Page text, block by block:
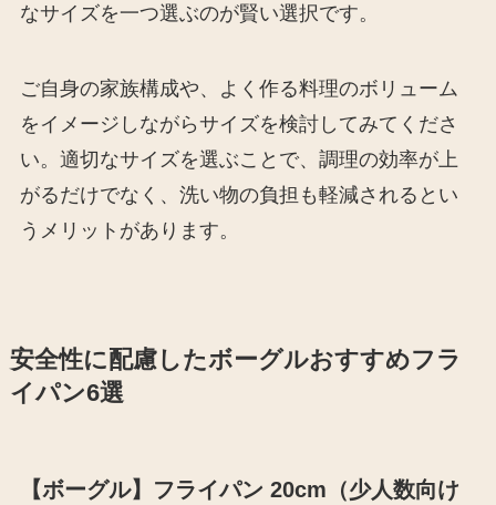
なサイズを一つ選ぶのが賢い選択です。
ご自身の家族構成や、よく作る料理のボリューム
をイメージしながらサイズを検討してみてくださ
い。適切なサイズを選ぶことで、調理の効率が上
がるだけでなく、洗い物の負担も軽減されるとい
うメリットがあります。
安全性に配慮したボーグルおすすめフラ
イパン6選
【ボーグル】フライパン 20cm（少人数向け